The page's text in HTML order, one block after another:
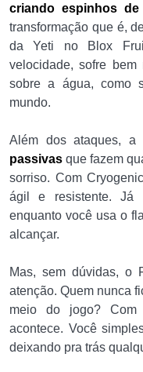
criando espinhos
transformação que é,
da Yeti no Blox
velocidade, sofre
sobre a água, como
mundo.
Além dos ataques,
passivas que fazem
sorriso. Com
ágil e resistente. Já
enquanto você usa o
alcançar.
Mas, sem dúvidas, o
atenção. Quem nunca
meio do jogo? Com
acontece. Você
deixando pra trás